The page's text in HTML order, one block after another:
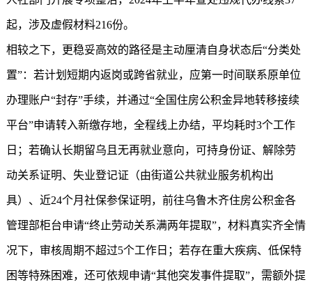
起，涉及虚假材料216份。
相较之下，更稳妥高效的路径是主动厘清自身状态后“分类处
置”：若计划短期内返岗或跨省就业，应第一时间联系原单位
办理账户“封存”手续，并通过“全国住房公积金异地转移接续
平台”申请转入新缴存地，全程线上办结，平均耗时3个工作
日；若确认长期留乌且无再就业意向，可持身份证、解除劳
动关系证明、失业登记证（由街道公共就业服务机构出
具）、近24个月社保参保证明，前往乌鲁木齐住房公积金各
管理部柜台申请“终止劳动关系满两年提取”，材料真实齐全情
况下，审核周期不超过5个工作日；若存在重大疾病、低保特
困等特殊困难，还可依规申请“其他突发事件提取”，需额外提